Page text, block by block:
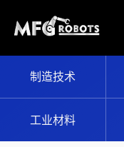
制造技术
工业材料